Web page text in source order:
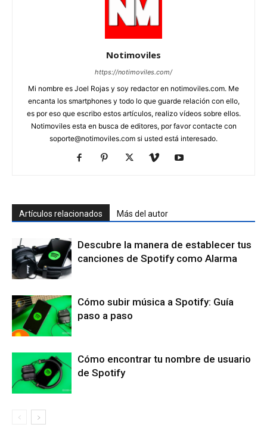
Notimoviles
https://notimoviles.com/
Mi nombre es Joel Rojas y soy redactor en notimoviles.com. Me
encanta los smartphones y todo lo que guarde relación con ello,
es por eso que escribo estos artículos, realizo vídeos sobre ellos.
Notimoviles esta en busca de editores, por favor contacte con
soporte@notimoviles.com si usted está interesado.
Artículos relacionados Más del autor
Descubre la manera de establecer tus
canciones de Spotify como Alarma
Cómo subir música a Spotify: Guía
paso a paso
Cómo encontrar tu nombre de usuario
de Spotify